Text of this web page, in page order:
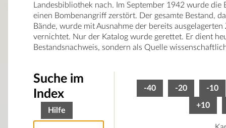
Landesbibliothek nach. Im September 1942 wurde
einen Bombenangriff zerstört. Der gesamte Bestand,
Bände, wurde mit Ausnahme der bereits ausgelagerten
vernichtet. Nur der Katalog wurde gerettet. Er dient
Bestandsnachweis, sondern als Quelle
-40 -20 -10
+10
Suche im
Index
Hilfe